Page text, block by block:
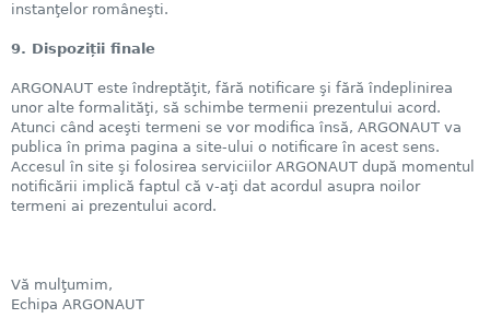
instanţelor româneşti.
9. Dispoziții finale
ARGONAUT este îndreptăţit, fără notificare şi fără îndeplinirea
unor alte formalităţi, să schimbe termenii prezentului acord.
Atunci când aceşti termeni se vor modifica însă, ARGONAUT va
publica în prima pagina a site-ului o notificare în acest sens.
Accesul în site şi folosirea serviciilor ARGONAUT după momentul
notificării implică faptul că v-aţi dat acordul asupra noilor
termeni ai prezentului acord.
Vă mulţumim,
Echipa ARGONAUT